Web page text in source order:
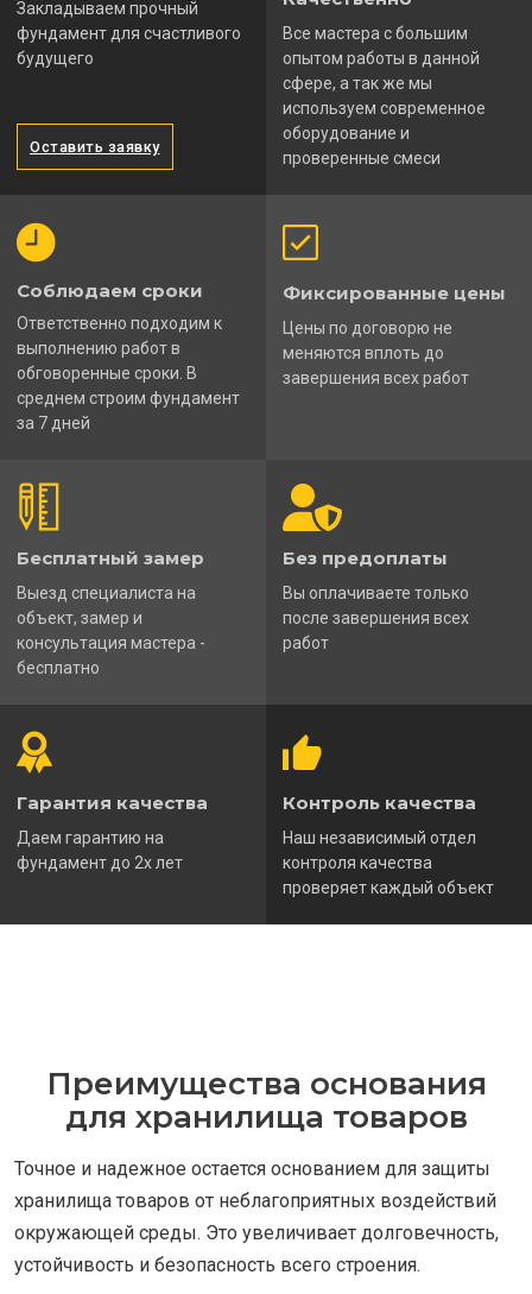
Закладываем прочный
фундамент для счастливого
будущего
Оставить заявку
Все мастера с большим
опытом работы в данной
сфере, а так же мы
используем современное
оборудование и
проверенные смеси
Соблюдаем сроки
Ответственно подходим к
выполнению работ в
обговоренные сроки. В
среднем строим фундамент
за 7 дней
Фиксированные цены
Цены по договорю не
меняются вплоть до
завершения всех работ
Бесплатный замер
Выезд специалиста на
объект, замер и
консультация мастера -
бесплатно
Без предоплаты
Вы оплачиваете только
после завершения всех
работ
Гарантия качества
Даем гарантию на
фундамент до 2х лет
Контроль качества
Наш независимый отдел
контроля качества
проверяет каждый объект
Преимущества основания
для хранилища товаров
Точное и надежное остается основанием для защиты
хранилища товаров от неблагоприятных воздействий
окружающей среды. Это увеличивает долговечность,
устойчивость и безопасность всего строения.